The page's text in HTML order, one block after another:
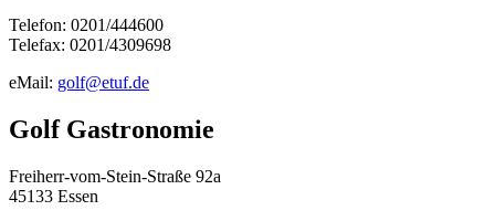
Telefon: 0201/444600
Telefax: 0201/4309698
eMail: golf@etuf.de
Golf Gastronomie
Freiherr-vom-Stein-Straße 92a
45133 Essen